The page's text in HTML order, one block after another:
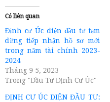
Có liên quan
Định cư Úc diện đầu tư tạm
dừng tiếp nhận hồ sơ mới
trong năm tài chính 2023-
2024
Tháng 9 5, 2023
Trong "Đầu Tư Định Cư Úc"
ĐỊNH CƯ ÚC DIỆN ĐẦU TƯ: